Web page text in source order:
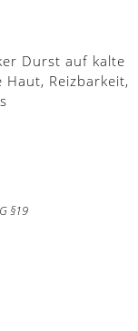
Durst auf kalte
Haut, Reizbarkeit,
§19